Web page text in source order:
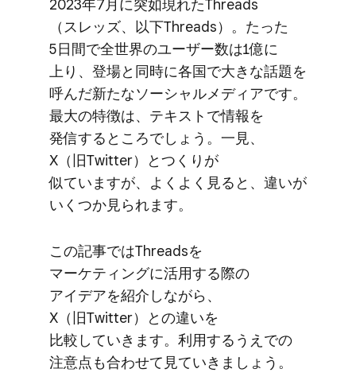
2023年7月に​突如現れた​Threads​
（スレッズ、​以下​Threads）。​たった​
5日間で​全世界の​ユーザー数は​1億に​
上り、​登場と​同時に​各国で​大きな​話題を​
呼んだ​新たな​ソーシャルメディアです。​
最大の​特徴は、​テキストで​情報を​
発信する​ところでしょう。​一見、​
X（旧Twitter）と​つくりが​
似ていますが、​よく​よく​見ると、​違いが​
いくつか​見られます。
この​記事では​Threadsを​
マーケティングに​活用する​際の​
アイデアを​紹介しながら、​
X（旧Twitter）との​違いを​
比較していきます。​利用する​うえでの​
注意点も​合わせて​見ていきましょう。